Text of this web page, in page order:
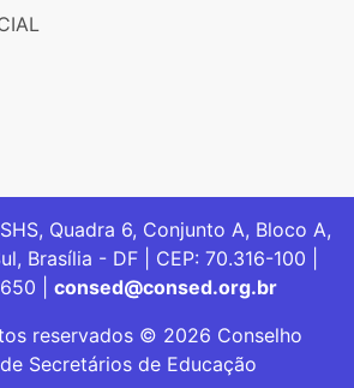
Quadra 6, Conjunto A, Bloco A,
Brasília - DF | CEP: 70.316-100 |
| consed@consed.org.br
reservados © 2026 Conselho
Secretários de Educação